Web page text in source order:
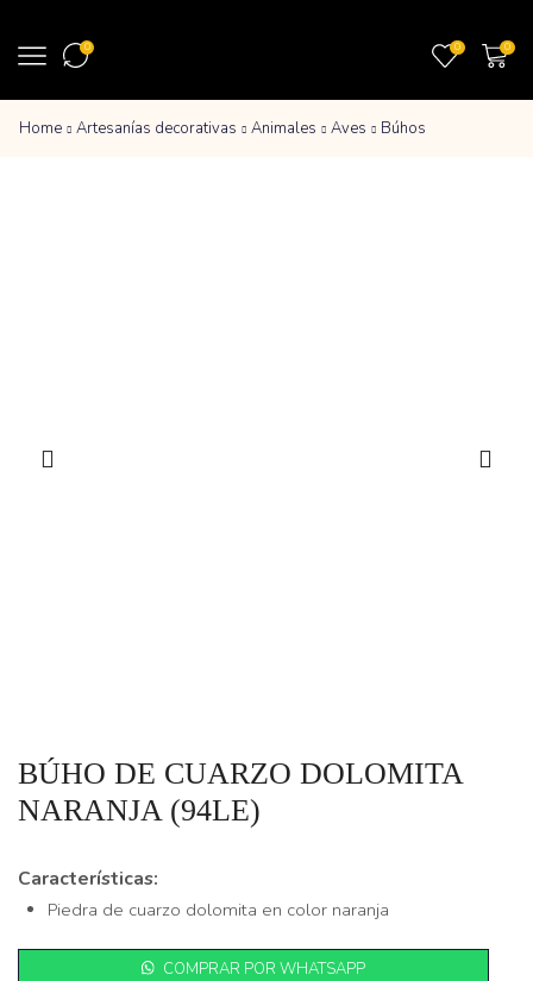
0 0 0
Home Artesanías decorativas Animales Aves Búhos
BÚHO DE CUARZO DOLOMITA
NARANJA (94LE)
Características:
Piedra de cuarzo dolomita en color naranja
COMPRAR POR WHATSAPP